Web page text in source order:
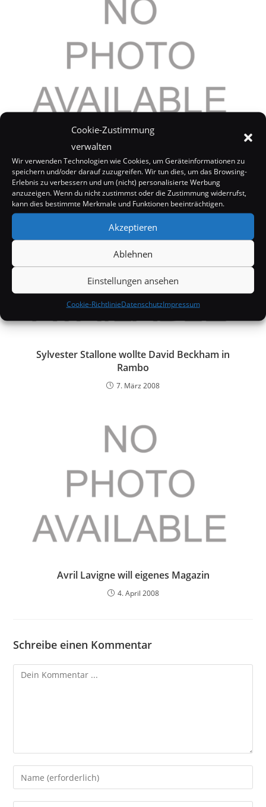
Cookie-Zustimmung
verwalten
Wir verwenden Technologien wie Cookies, um Geräteinformationen zu
speichern und/oder darauf zuzugreifen. Wir tun dies, um das Browsing-
Erlebnis zu verbessern und um (nicht) personalisierte Werbung
anzuzeigen. Wenn du nicht zustimmst oder die Zustimmung widerrufst,
kann dies bestimmte Merkmale und Funktionen beeinträchtigen.
Akzeptieren
Ablehnen
Einstellungen ansehen
Cookie-RichtlinieDatenschutzImpressum
Monrose: Neue Single
26. Mai 2008
Sylvester Stallone wollte David Beckham in
Rambo
7. März 2008
Avril Lavigne will eigenes Magazin
4. April 2008
Schreibe einen Kommentar
Kommentieren
Gib
deinen
Namen